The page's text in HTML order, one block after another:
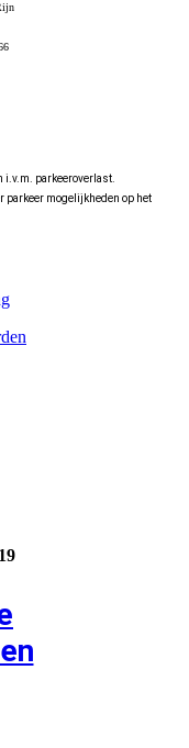
i.v.m. parkeeroverlast.
parkeer mogelijkheden op het